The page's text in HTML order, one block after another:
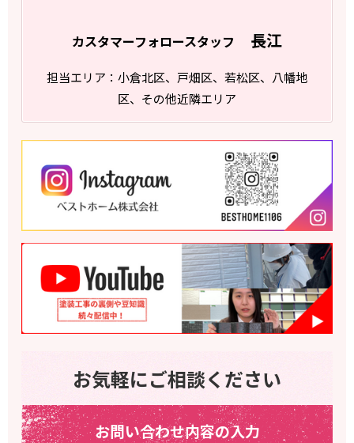
カスタマーフォロースタッフ 長江
担当エリア：小倉北区、戸畑区、若松区、八幡地
区、その他近隣エリア
お気軽にご相談ください
お問い合わせ内容の入力